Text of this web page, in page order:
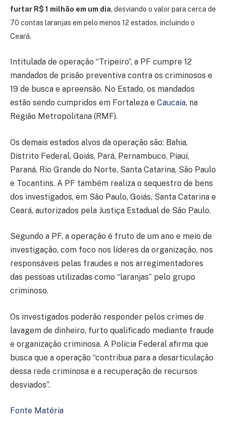
furtar R$ 1 milhão em um dia , desviando o valor para cerca de
70 contas laranjas em pelo menos 12 estados, incluindo o
Ceará.
Intitulada de operação “Tripeiro”, a PF cumpre 12
mandados de prisão preventiva contra os criminosos e
19 de busca e apreensão. No Estado, os mandados
estão sendo cumpridos em Fortaleza e Caucaia, na
Região Metropolitana (RMF).
Os demais estados alvos da operação são: Bahia,
Distrito Federal, Goiás, Pará, Pernambuco, Piauí,
Paraná, Rio Grande do Norte, Santa Catarina, São Paulo
e Tocantins. A PF também realiza o sequestro de bens
dos investigados, em São Paulo, Goiás, Santa Catarina e
Ceará, autorizados pela Justiça Estadual de São Paulo.
Segundo a PF, a operação é fruto de um ano e meio de
investigação, com foco nos líderes da organização, nos
responsáveis pelas fraudes e nos arregimentadores
das pessoas utilizadas como “laranjas” pelo grupo
criminoso.
Os investigados poderão responder pelos crimes de
lavagem de dinheiro, furto qualificado mediante fraude
e organização criminosa. A Polícia Federal afirma que
busca que a operação “contribua para a desarticulação
dessa rede criminosa e a recuperação de recursos
desviados”.
Fonte Matéria